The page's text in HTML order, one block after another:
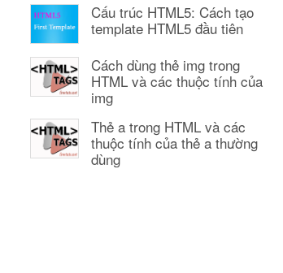
Cấu trúc HTML5: Cách tạo
template HTML5 đầu tiên
Cách dùng thẻ img trong
HTML và các thuộc tính của
img
Thẻ a trong HTML và các
thuộc tính của thẻ a thường
dùng